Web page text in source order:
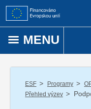
Přejít k obsahu
MENU
ESF / Programy /
Přehled výzev /